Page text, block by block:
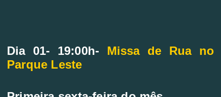
Dia 01- 19:00h-
Missa de Rua no
Parque Leste